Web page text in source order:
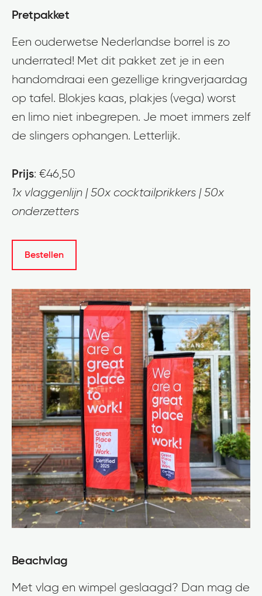
Pretpakket
Een ouderwetse Nederlandse borrel is zo
underrated! Met dit pakket zet je in een
handomdraai een gezellige kringverjaardag
op tafel. Blokjes kaas, plakjes (vega) worst
en limo niet inbegrepen. Je moet immers zelf
de slingers ophangen. Letterlijk.
Prijs: €46,50
1x vlaggenlijn | 50x cocktailprikkers | 50x
onderzetters
Bestellen
Beachvlag
Met vlag en wimpel geslaagd? Dan mag de